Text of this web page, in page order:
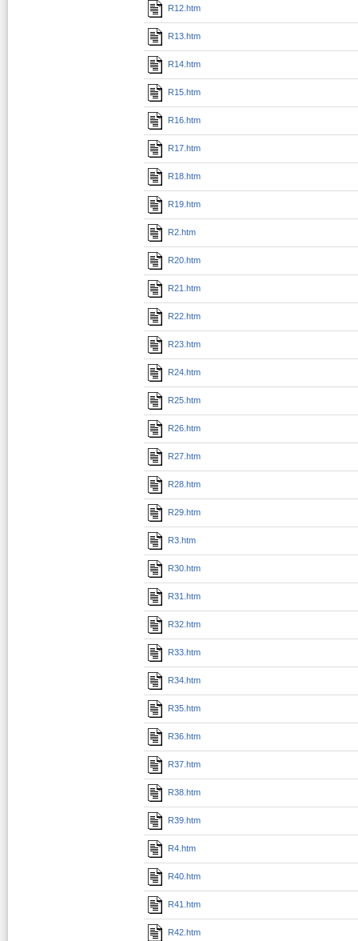
R12.htm
R13.htm
R14.htm
R15.htm
R16.htm
R17.htm
R18.htm
R19.htm
R2.htm
R20.htm
R21.htm
R22.htm
R23.htm
R24.htm
R25.htm
R26.htm
R27.htm
R28.htm
R29.htm
R3.htm
R30.htm
R31.htm
R32.htm
R33.htm
R34.htm
R35.htm
R36.htm
R37.htm
R38.htm
R39.htm
R4.htm
R40.htm
R41.htm
R42.htm